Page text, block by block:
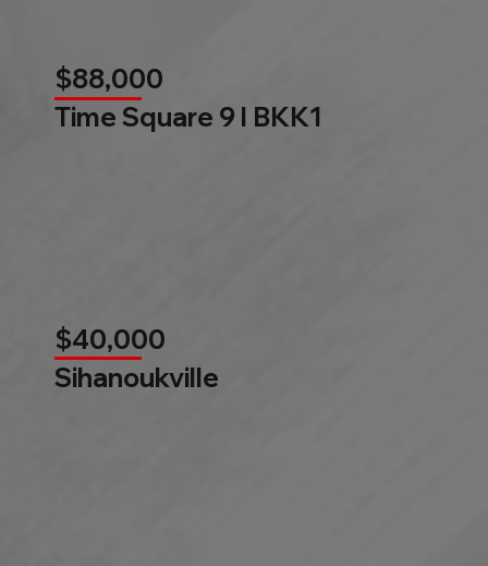
$88,000
Time Square 9 l BKK1
$40,000
Sihanoukville